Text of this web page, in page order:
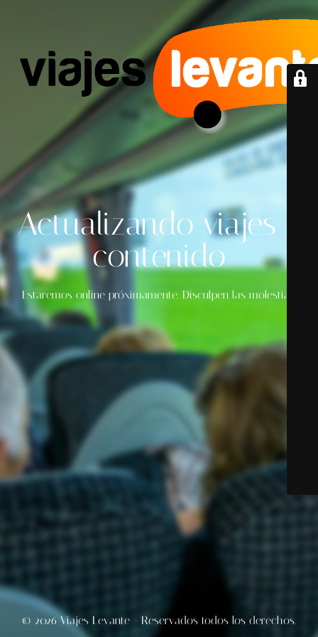
Actualizando viajes y
contenido
Estaremos online próximamente. Disculpen las molestias.
© 2026 Viajes Levante - Reservados todos los derechos.